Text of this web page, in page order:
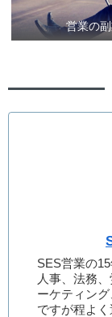
営業の
SES営業の
人事、法務
ーケティン
ですが程よく